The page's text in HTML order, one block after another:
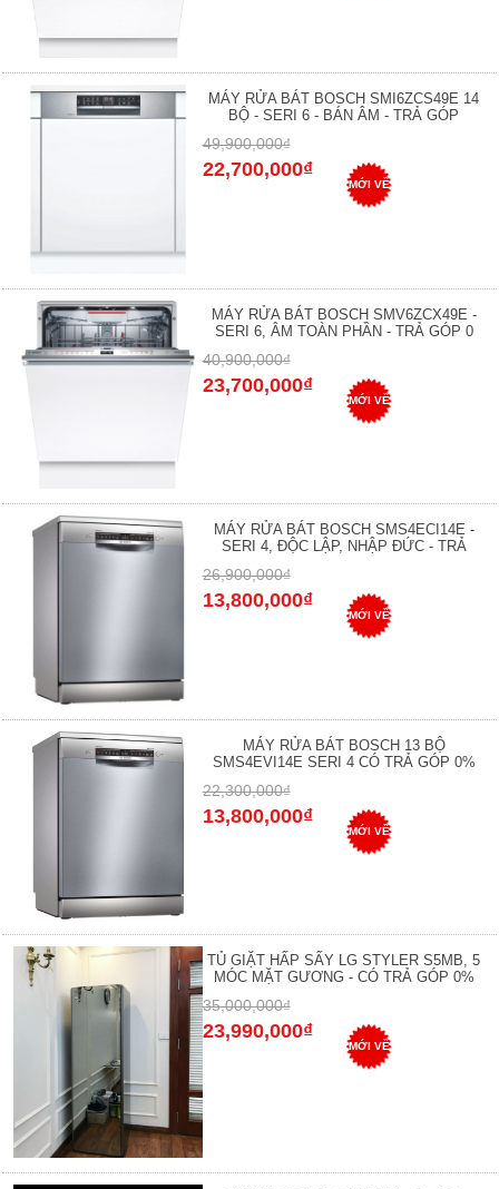
MÁY RỬA BÁT BOSCH SMI6ZCS49E 14
BỘ - SERI 6 - BÁN ÂM - TRẢ GÓP
49,900,000₫
22,700,000₫
MỚI VỀ
MÁY RỬA BÁT BOSCH SMV6ZCX49E -
SERI 6, ÂM TOÀN PHẦN - TRẢ GÓP 0
40,900,000₫
23,700,000₫
MỚI VỀ
MÁY RỬA BÁT BOSCH SMS4ECI14E -
SERI 4, ĐỘC LẬP, NHẬP ĐỨC - TRẢ
26,900,000₫
13,800,000₫
MỚI VỀ
MÁY RỬA BÁT BOSCH 13 BỘ
SMS4EVI14E SERI 4 CÓ TRẢ GÓP 0%
22,300,000₫
13,800,000₫
MỚI VỀ
TỦ GIẶT HẤP SẤY LG STYLER S5MB, 5
MÓC MẶT GƯƠNG - CÓ TRẢ GÓP 0%
35,000,000₫
23,990,000₫
MỚI VỀ